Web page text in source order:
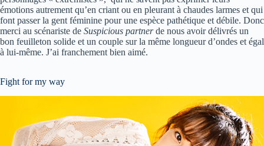
émotions autrement qu’en criant ou en pleurant à chaudes larmes et qui
font passer la gent féminine pour une espèce pathétique et débile. Donc
merci au scénariste de Suspicious partnerde nous avoir délivrés un
bon feuilleton solide et un couple sur la même longueur d’ondes et égal
à lui-même. J’ai franchement bien aimé.
Fight for my way